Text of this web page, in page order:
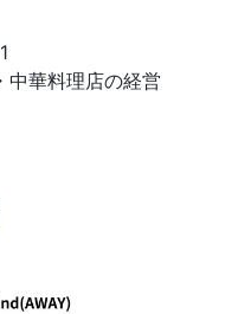
中華料理店の経営